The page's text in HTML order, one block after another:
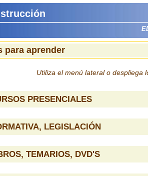
para aprender
Utiliza el menú lateral o despliega
PRESENCIALES
LEGISLACIÓN
TEMARIOS, DVD'S